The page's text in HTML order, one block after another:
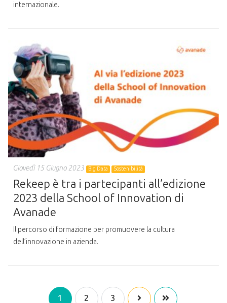
internazionale.
Giovedì 15 Giugno 2023 Big Data Sostenibilità
Rekeep è tra i partecipanti all’edizione
2023 della School of Innovation di
Avanade
Il percorso di formazione per promuovere la cultura
dell’innovazione in azienda.
1 2 3